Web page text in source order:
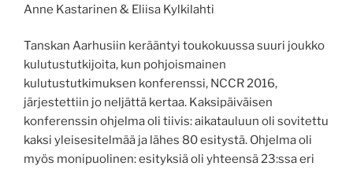
Anne Kastarinen & Eliisa Kylkilahti
Tanskan Aarhusiin kerääntyi toukokuussa suuri joukko
kulutustutkijoita, kun pohjoismainen
kulutustutkimuksen konferenssi, NCCR 2016,
järjestettiin jo neljättä kertaa. Kaksipäiväisen
konferenssin ohjelma oli tiivis: aikatauluun oli sovitettu
kaksi yleisesitelmää ja lähes 80 esitystä. Ohjelma oli
myös monipuolinen: esityksiä oli yhteensä 23:ssa eri